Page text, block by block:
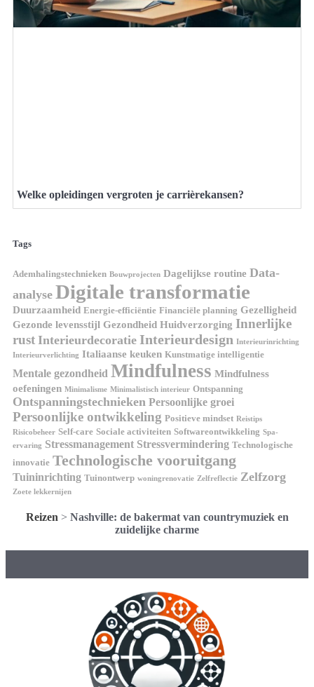
Welke opleidingen vergroten je carrièrekansen?
Tags
Ademhalingstechnieken Bouwprojecten Dagelijkse routine Data-
analyse Digitale transformatie
Duurzaamheid Energie-efficiëntie Financiële planning Gezelligheid
Gezonde levensstijl Gezondheid Huidverzorging Innerlijke
rust Interieurdecoratie Interieurdesign Interieurinrichting
Interieurverlichting Italiaanse keuken Kunstmatige intelligentie
Mentale gezondheid Mindfulness Mindfulness
oefeningen Minimalisme Minimalistisch interieur Ontspanning
Ontspanningstechnieken Persoonlijke groei
Persoonlijke ontwikkeling Positieve mindset Reistips
Risicobeheer Self-care Sociale activiteiten Softwareontwikkeling Spa-
ervaring Stressmanagement Stressvermindering Technologische
innovatie Technologische vooruitgang
Tuininrichting Tuinontwerp woningrenovatie Zelfreflectie Zelfzorg
Zoete lekkernijen
Reizen > Nashville: de bakermat van countrymuziek en
zuidelijke charme